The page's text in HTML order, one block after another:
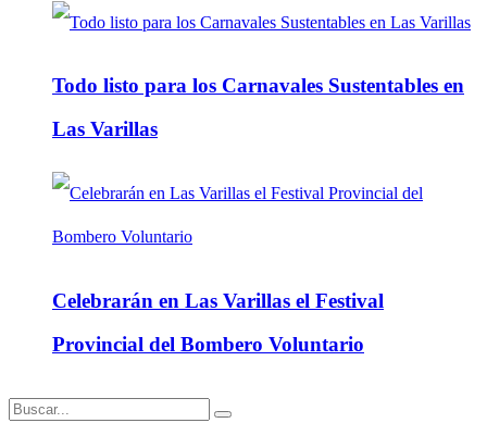
Todo listo para los Carnavales Sustentables en
Las Varillas
Celebrarán en Las Varillas el Festival
Provincial del Bombero Voluntario